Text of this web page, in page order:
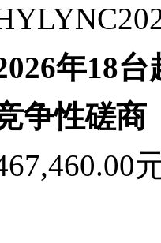
年18
争性磋商